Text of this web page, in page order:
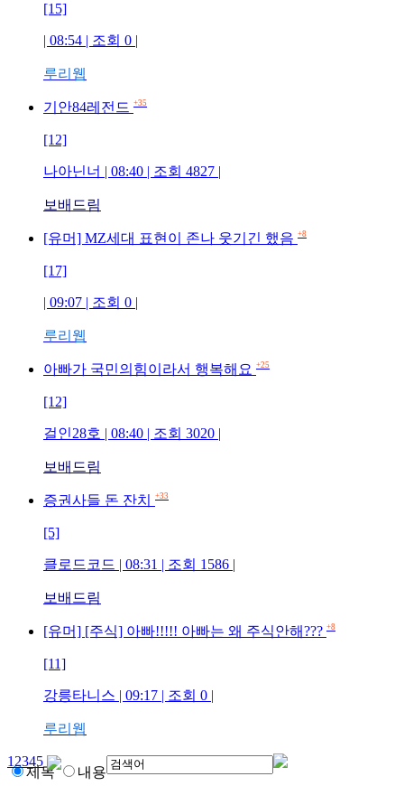
[15]
| 08:54 | 조회 0 |
루리웹
기안84레전드 +35
[12]
나아닌너 | 08:40 | 조회 4827 |
보배드림
[유머] MZ세대 표현이 존나 웃기긴 했음 +8
[17]
| 09:07 | 조회 0 |
루리웹
아빠가 국민의힘이라서 행복해요 +25
[12]
걸인28호 | 08:40 | 조회 3020 |
보배드림
증권사들 돈 잔치 +33
[5]
클로드코드 | 08:31 | 조회 1586 |
보배드림
[유머] [주식] 아빠!!!!! 아빠는 왜 주식안해??? +8
[11]
강릉타니스 | 09:17 | 조회 0 |
루리웹
1 2345
제목 내용